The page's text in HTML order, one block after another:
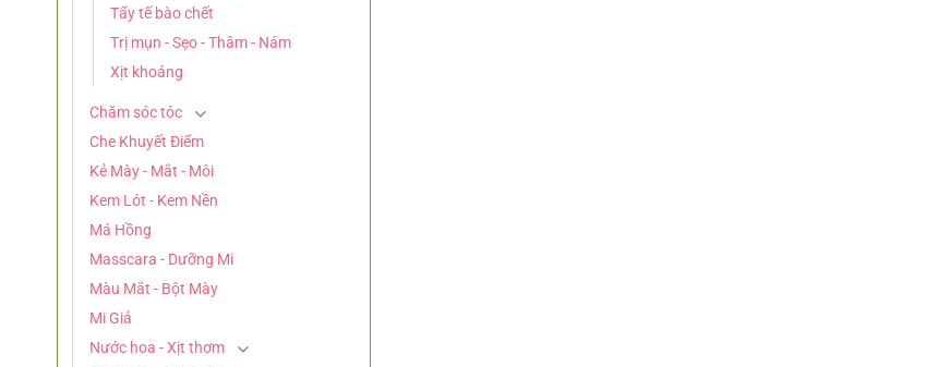
Tẩy tế bào chết
Trị mụn - Sẹo - Thâm - Nám
Xịt khoáng
Chăm sóc tóc
Che Khuyết Điểm
Kẻ Mày - Mắt - Môi
Kem Lót - Kem Nền
Má Hồng
Masscara - Dưỡng Mi
Màu Mắt - Bột Mày
Mi Giả
Nước hoa - Xịt thơm